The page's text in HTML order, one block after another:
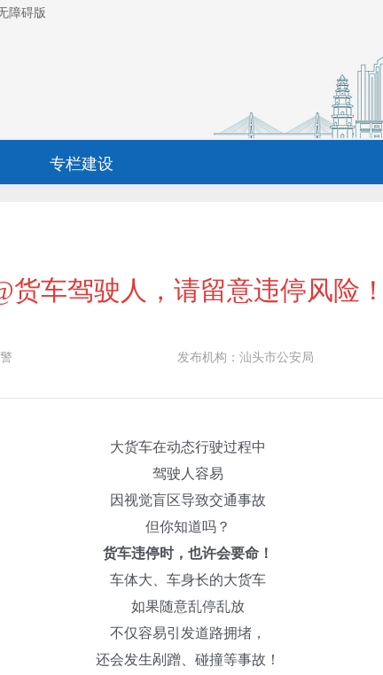
障碍版
专栏建设
货车驾驶人，请留意违停风险！
发布机构：汕头市公安局
大货车在动态行驶过程中
驾驶人容易
因视觉盲区导致交通事故
但你知道吗？
货车违停时，也许会要命！
车体大、车身长的大货车
如果随意乱停乱放
不仅容易引发道路拥堵，
还会发生剐蹭、碰撞等事故！